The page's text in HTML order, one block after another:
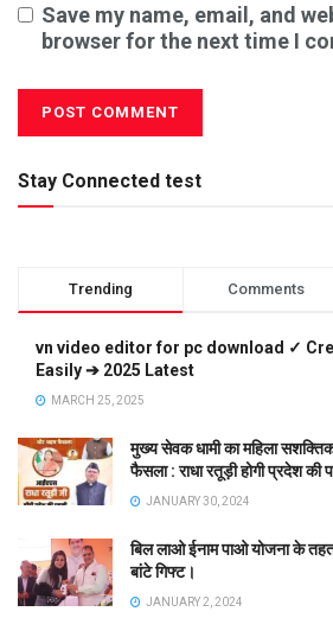
Save my name, email, and
browser for the next time I
Stay Connected test
Trending Comments
vn video editor for pc download ✓
Easily ➔ 2025 Latest
MARCH 25, 2025
मुख्य सेवक धामी का महिला
फैसला : राधा रतूड़ी होगी प्रदेश की
JANUARY 30, 2024
बिल लाओ ईनाम पाओ योजना के
बांटे गिफ्ट।
JANUARY 2, 2024